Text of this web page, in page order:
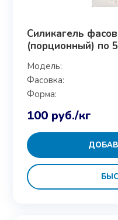
Силикагель
(порционный) по
Модель:
Фасовка:
Форма:
100 руб./кг